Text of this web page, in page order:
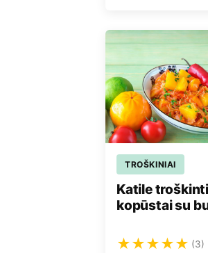
TROŠKINIAI
Katile troškinti
kopūstai su
★★★★★ (3)